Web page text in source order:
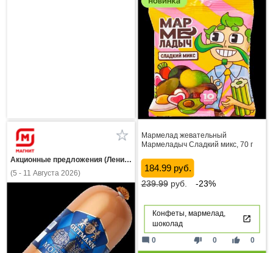
Мармелад жевательный
Мармеладыч Сладкий микс, 70 г
184.99 руб.
239.99руб. -23%
Конфеты, мармелад,
шоколад
thumb_down 0 thumb_up 0
mode_comment 0
Акционные предложения (Ленинградская область)
(5 - 11 Августа 2026)